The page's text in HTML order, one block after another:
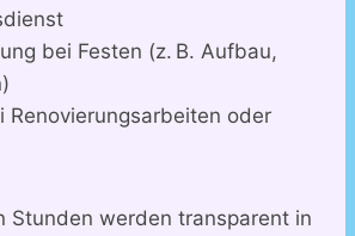
bei Festen (z. B. Aufbau,
Renovierungsarbeiten oder
Stunden werden transparent in